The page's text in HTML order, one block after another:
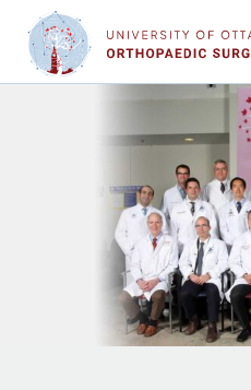
Sauter
contenu